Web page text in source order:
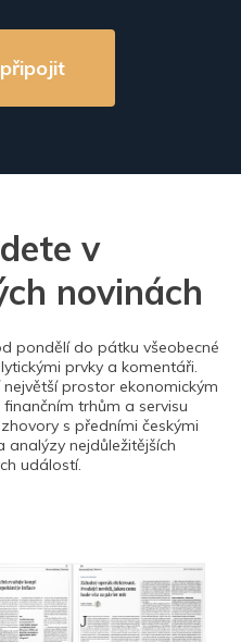
v
novinách
pondělí do pátku všeobecné
prvky a komentáři.
prostor ekonomickým
trhům a servisu
s předními českými
analýzy nejdůležitějších
událostí.